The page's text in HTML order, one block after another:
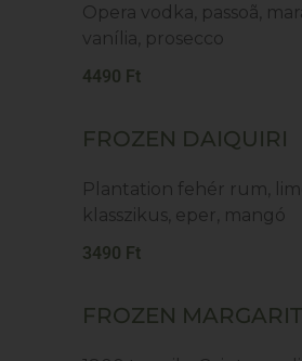
Opera vodka, passoã,
vanília, prosecco
4490 Ft
FROZEN DAIQUIRI
Plantation fehér rum,
klasszikus, eper, mangó
3490 Ft
FROZEN